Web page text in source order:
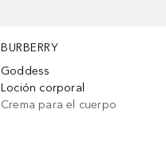
BURBERRY
Goddess
Loción corporal
Crema para el cuerpo